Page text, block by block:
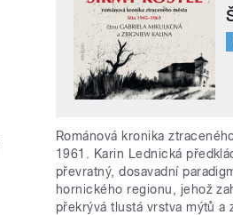
Románová kronika
1961. Karin Lednická
převratný, dosavadní
hornického regionu, jehož
překrývá tlustá vrstva mýtů a